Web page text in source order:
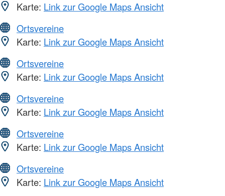
Karte: Link zur Google Maps Ansicht
Ortsvereine
Karte: Link zur Google Maps Ansicht
Ortsvereine
Karte: Link zur Google Maps Ansicht
Ortsvereine
Karte: Link zur Google Maps Ansicht
Ortsvereine
Karte: Link zur Google Maps Ansicht
Ortsvereine
Karte: Link zur Google Maps Ansicht